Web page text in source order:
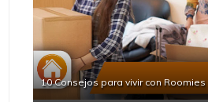
10 Consejos para vivir con Roomies